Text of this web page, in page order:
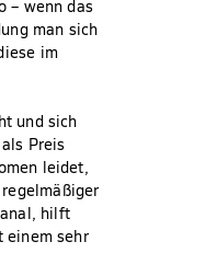
– wenn das
man sich
im
und sich
Preis
leidet,
hilft
einem sehr